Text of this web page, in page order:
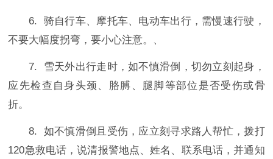
6. 骑自行车、摩托车、电动车出行，需慢速行驶，
不要大幅度拐弯，要小心注意。、
7. 雪天外出行走时，如不慎滑倒，切勿立刻起身，
应先检查自身头颈、胳膊、腿脚等部位是否受伤或骨
折。
8. 如不慎滑倒且受伤，应立刻寻求路人帮忙，拨打
120急救电话，说清报警地点、姓名、联系电话，并通知